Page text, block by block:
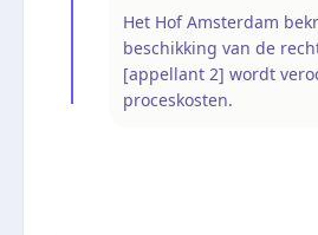
Het Hof Amsterdam
beschikking van de
[appellant 2] wordt
proceskosten.